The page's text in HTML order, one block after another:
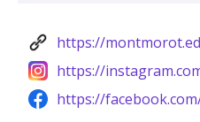
https://
https://
https://